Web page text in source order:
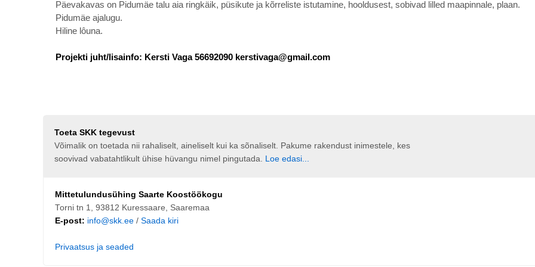
Päevakavas on Pidumäe talu aia ringkäik, püsikute ja kõrreliste istutamine, hooldusest, sobivad lilled maapinnale, plaan.
Pidumäe ajalugu.
Hiline lôuna.
Projekti juht/lisainfo: Kersti Vaga 56692090 kerstivaga@gmail.com
Toeta SKK tegevust
Võimalik on toetada nii rahaliselt, aineliselt kui ka sõnaliselt. Pakume rakendust inimestele, kes
soovivad vabatahtlikult ühise hüvangu nimel pingutada. Loe edasi...
Mittetulundusühing Saarte Koostöökogu
Torni tn 1, 93812 Kuressaare, Saaremaa
E-post: info@skk.ee/ Saada kiri
Privaatsus ja seaded